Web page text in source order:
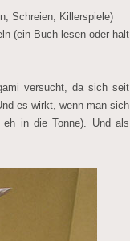
Schreien, Killerspiele)
(ein Buch lesen oder halt
versucht, da sich seit
es wirkt, wenn man sich
in die Tonne). Und als